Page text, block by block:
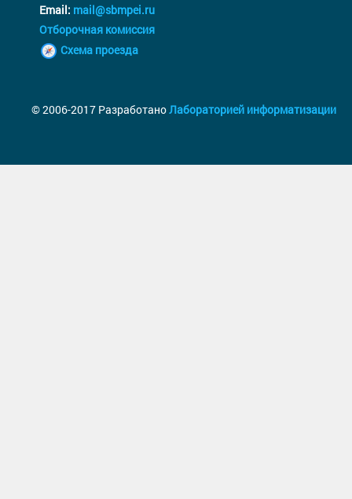
Email: mail@sbmpei.ru
Отборочная комиссия
Схема проезда
© 2006-2017 РазработаноЛабораторией информатизации